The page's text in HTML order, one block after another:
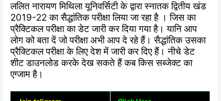
ललित नारायण मिथिला यूनिवर्सिटी के द्वारा स्नातक द्वितीय खंड
2019-22 का सैद्धांतिक परीक्षा लिया जा रहा है । जिस का
प्रैक्टिकल परीक्षा का डेट जारी कर दिया गया है। यानि आप
लोग को बता दें जो परीक्षा अभी आप दे रहे हैं। सैद्धांतिक उसका
प्रैक्टिकल परीक्षा के लिए देश में जारी कर दिए हैं। नीचे डेट
शीट डाउनलोड करके देख सकते हैं कब किस सब्जेक्ट का
एग्जाम है।